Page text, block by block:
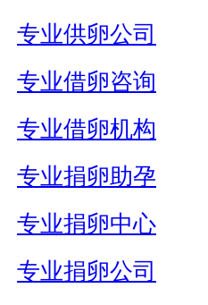
专业供卵公司
专业借卵咨询
专业借卵机构
专业捐卵助孕
专业捐卵中心
专业捐卵公司